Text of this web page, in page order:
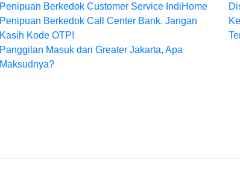
Penipuan Berkedok Customer Service IndiHome
Penipuan Berkedok Call Center Bank. Jangan
Kasih Kode OTP!
Panggilan Masuk dari Greater Jakarta, Apa
Maksudnya?